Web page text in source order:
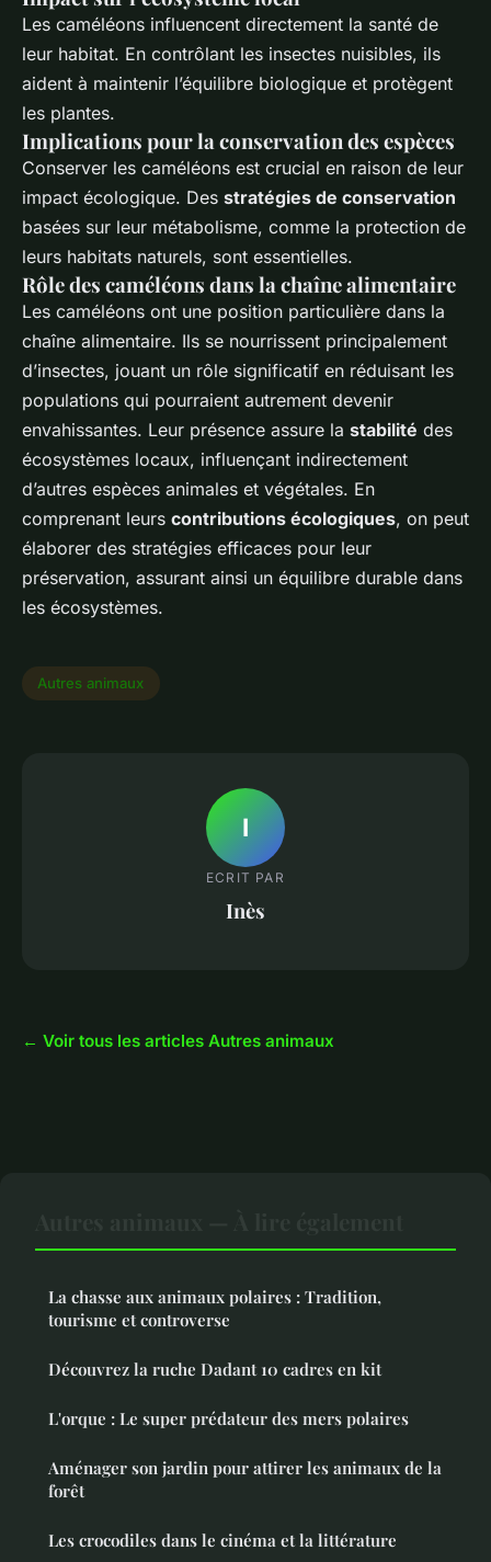
Les caméléons influencent directement la santé de
leur habitat. En contrôlant les insectes nuisibles, ils
aident à maintenir l’équilibre biologique et protègent
les plantes.
Implications pour la conservation des espèces
Conserver les caméléons est crucial en raison de leur
impact écologique. Des stratégies de conservation
basées sur leur métabolisme, comme la protection de
leurs habitats naturels, sont essentielles.
Rôle des caméléons dans la chaîne alimentaire
Les caméléons ont une position particulière dans la
chaîne alimentaire. Ils se nourrissent principalement
d’insectes, jouant un rôle significatif en réduisant les
populations qui pourraient autrement devenir
envahissantes. Leur présence assure la stabilité des
écosystèmes locaux, influençant indirectement
d’autres espèces animales et végétales. En
comprenant leurs contributions écologiques, on peut
élaborer des stratégies efficaces pour leur
préservation, assurant ainsi un équilibre durable dans
les écosystèmes.
Autres animaux
I
ECRIT PAR
Inès
← Voir tous les articles Autres animaux
La chasse aux animaux polaires : Tradition,
tourisme et controverse
Découvrez la ruche Dadant 10 cadres en kit
L'orque : Le super prédateur des mers polaires
Aménager son jardin pour attirer les animaux de la
forêt
Les crocodiles dans le cinéma et la littérature